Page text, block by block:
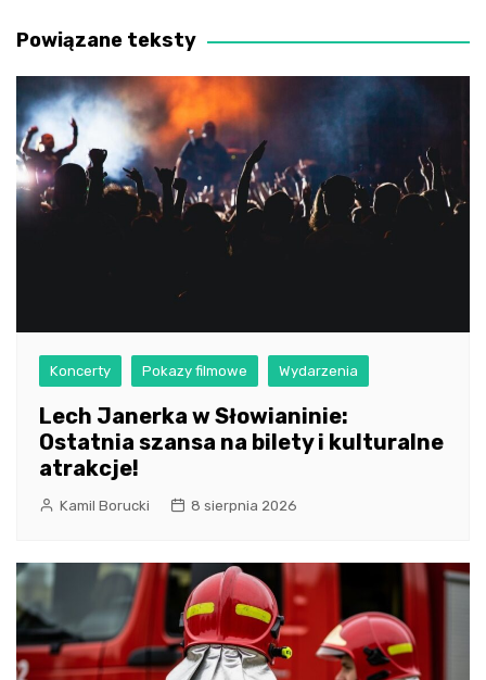
wpisu
Powiązane teksty
Koncerty Pokazy filmowe Wydarzenia
Lech Janerka w Słowianinie:
Ostatnia szansa na bilety i kulturalne
atrakcje!
Kamil Borucki 8 sierpnia 2026